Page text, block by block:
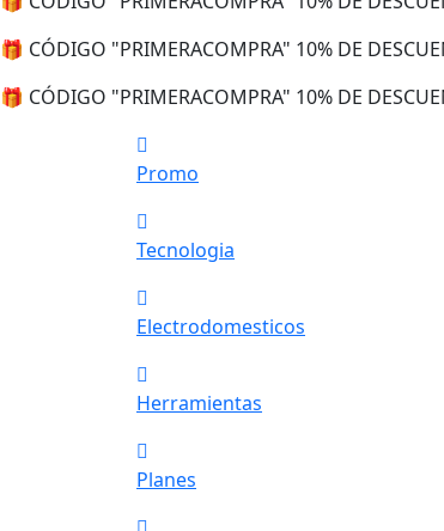
🎁 CÓDIGO "PRIMERACOMPRA" 10% DE
🎁 CÓDIGO "PRIMERACOMPRA" 10% DE
Promo
Tecnologia
Electrodomesticos
Herramientas
Planes